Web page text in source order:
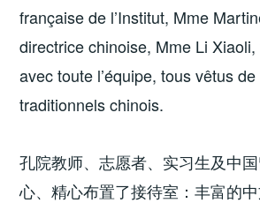
française de l’Institut, Mme
directrice chinoise, Mme Li
avec toute l’équipe, tous vêtus
traditionnels chinois.
孔院教师、志愿者、实习生及中
心、精心布置了接待室：丰富的